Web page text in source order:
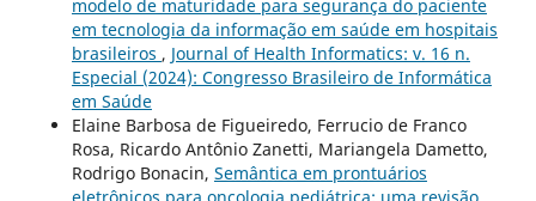
modelo de maturidade para segurança do paciente
em tecnologia da informação em saúde em hospitais
brasileiros , Journal of Health Informatics: v. 16 n.
Especial (2024): Congresso Brasileiro de Informática
em Saúde
Elaine Barbosa de Figueiredo, Ferrucio de Franco
Rosa, Ricardo Antônio Zanetti, Mariangela Dametto,
Rodrigo Bonacin, Semântica em prontuários